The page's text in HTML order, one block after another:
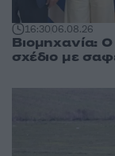
16:3006.08.26
Βιομηχανία:
σχέδιο με